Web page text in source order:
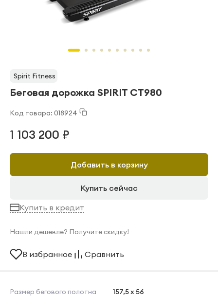
Spirit Fitness
Беговая дорожка SPIRIT CT980
Код товара: 018924
Размер бегового полотна
157,5 х 56
1 103 200 ₽
Добавить в корзину
Купить сейчас
Купить в кредит
Нашли дешевле? Получите скидку!
В избранное Сравнить